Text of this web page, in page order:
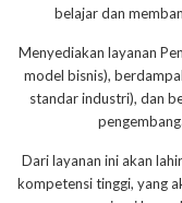
belajar dan
Menyediakan layanan
model bisnis),
standar industri), dan
Dari layanan ini akan
kompetensi tinggi, yang